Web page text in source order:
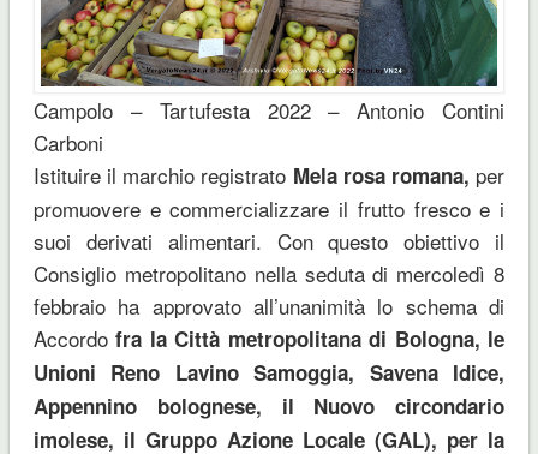
Campolo – Tartufesta 2022 – Antonio Contini
Carboni
Istituire il marchio registrato Mela rosa romana, per
promuovere e commercializzare il frutto fresco e i
suoi derivati alimentari. Con questo obiettivo il
Consiglio metropolitano nella seduta di mercoledì 8
febbraio ha approvato all’unanimità lo schema di
Accordofra la Città metropolitana di Bologna, le
Unioni Reno Lavino Samoggia, Savena Idice,
Appennino bolognese, il Nuovo circondario
imolese, il Gruppo Azione Locale (GAL), per la